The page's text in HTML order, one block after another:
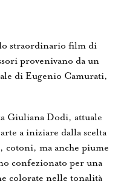
straordinario film di
provenivano da un
di Eugenio Camurati,
Giuliana Dodi, attuale
a iniziare dalla scelta
cotoni, ma anche piume
confezionato per una
colorate nelle tonalità